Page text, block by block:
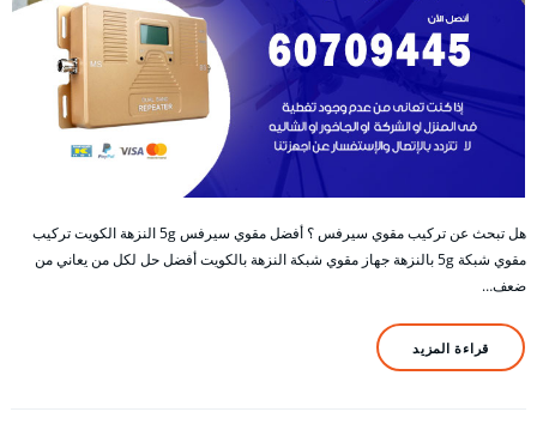
هل تبحث عن تركيب مقوي سيرفس ؟ أفضل مقوي سيرفس 5g النزهة الكويت تركيب
مقوي شبكة 5g بالنزهة جهاز مقوي شبكة النزهة بالكويت أفضل حل لكل من يعاني من
ضعف…
قراءة المزيد